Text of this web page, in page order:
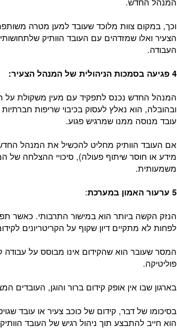
וכך, במקום צוות מלוכד שעובד למען מטרה
הצעיר ואלו שמזדהים עם העובד הוותיק
העבודה.
4 פגיעה בסמכות הניהולית של המנהל הצעיר:
המנהל החדש נכנס לתפקיד עם מעין משקולת על
ובהובלה, הוא נאלץ לעסוק בכיבוי שריפות חברתיות
עובד מנוסה ממנו שמרגיש פגוע.
אם העובד הוותיק מחליט להכשיל את המנהל
מידע או חוסר שיתוף פעולה), סיכויי ההצלחה של
משמעותית.
5 ערעור האמון במערכת
:
הנזק הקשה ביותר הוא במישור התרבותי. כאשר
לפחות לא מתקיים דיון שקוף על הקריטריונים
המסר שעובר הוא שהקידום אינו מבוסס על עבודה
פוליטיקה.
בארגון שבו אין אופק קידום ברור והוגן, העובדים
בסיכומו של דבר, קידום של כוכב צעיר או עובד
הוא חייב להתבצע תוך ניהול רגיש של העובד